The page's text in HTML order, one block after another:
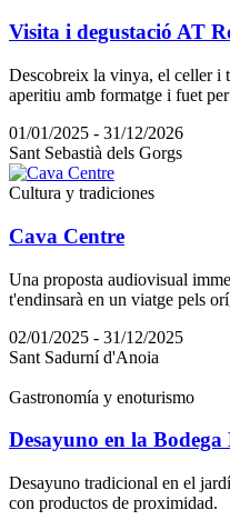
Visita i degustació AT
Descobreix la vinya, el celler i
aperitiu amb formatge i fuet
01/01/2025 - 31/12/2026
Sant Sebastià dels Gorgs
Cultura y tradiciones
Cava Centre
Una proposta audiovisual
t'endinsarà en un viatge pels
02/01/2025 - 31/12/2025
Sant Sadurní d'Anoia
Gastronomía y enoturismo
Desayuno en la
Desayuno tradicional en el
con productos de proximidad.